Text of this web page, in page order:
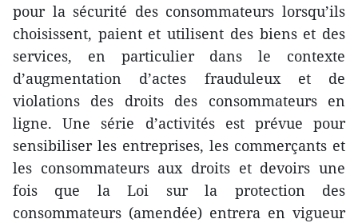
pour la sécurité des consommateurs lorsqu’ils
choisissent, paient et utilisent des biens et des
services, en particulier dans le contexte
d’augmentation d’actes frauduleux et de
violations des droits des consommateurs en
ligne. Une série d’activités est prévue pour
sensibiliser les entreprises, les commerçants et
les consommateurs aux droits et devoirs une
fois que la Loi sur la protection des
consommateurs (amendée) entrera en vigueur